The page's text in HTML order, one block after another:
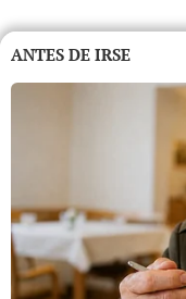
ANTES DE IRSE